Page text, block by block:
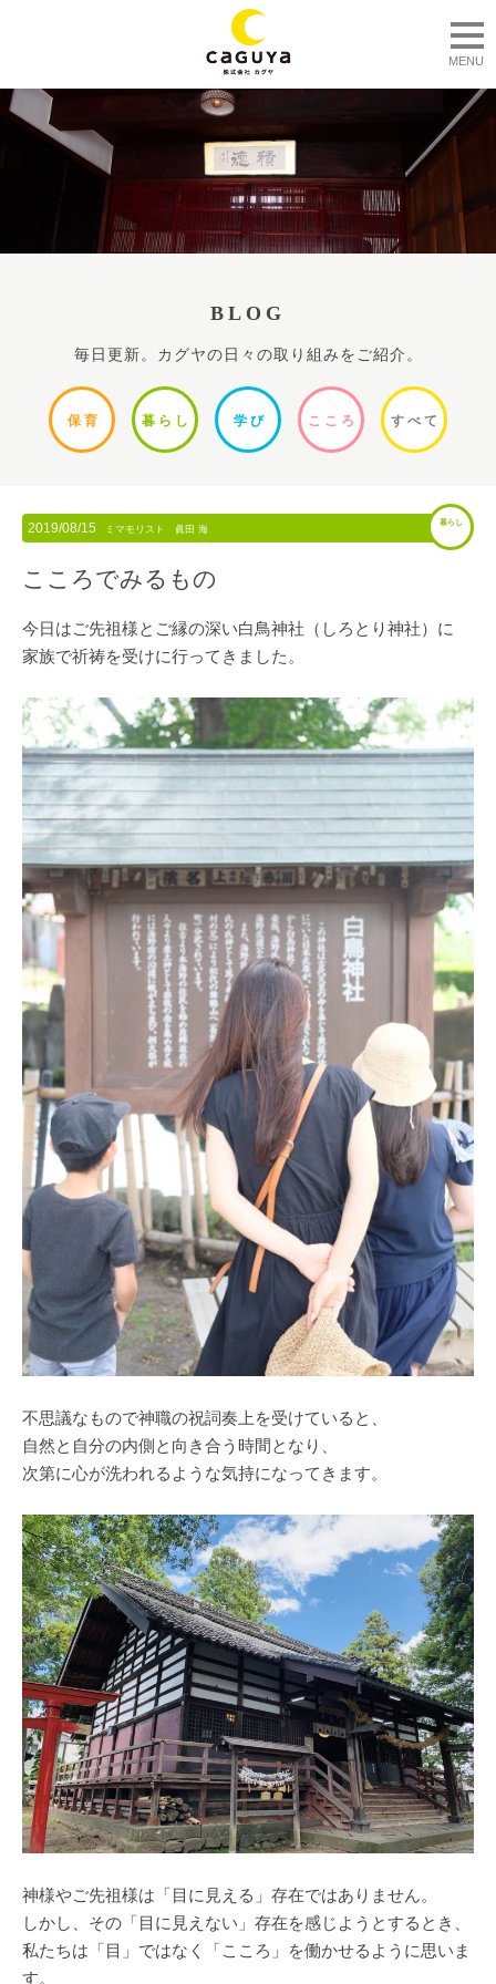
MENU
BLOG
毎日更新。カグヤの日々の取り組みをご紹介。
保 育 暮ら し 学 び ここ ろ すべて
2019/08/15 ミマモリスト 眞田 海
暮らし
こころでみるもの
今日はご先祖様とご縁の深い白鳥神社（しろとり神社）に
家族で祈祷を受けに行ってきました。
不思議なもので神職の祝詞奏上を受けていると、
自然と自分の内側と向き合う時間となり、
次第に心が洗われるような気持になってきます。
神様やご先祖様は「目に見える」存在ではありません。
しかし、その「目に見えない」存在を感じようとするとき、
私たちは「目」ではなく「こころ」を働かせるように思いま
す。